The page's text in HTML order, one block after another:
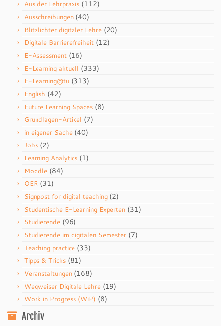
Aus der Lehrpraxis (112)
Ausschreibungen (40)
Blitzlichter digitaler Lehre (20)
Digitale Barrierefreiheit (12)
E-Assessment (16)
E-Learning aktuell (333)
E-Learning@tu (313)
English (42)
Future Learning Spaces (8)
Grundlagen-Artikel (7)
in eigener Sache (40)
Jobs (2)
Learning Analytics (1)
Moodle (84)
OER (31)
Signpost for digital teaching (2)
Studentische E-Learning Experten (31)
Studierende (96)
Studierende im digitalen Semester (7)
Teaching practice (33)
Tipps & Tricks (81)
Veranstaltungen (168)
Wegweiser Digitale Lehre (19)
Work in Progress (WiP) (8)
Archiv